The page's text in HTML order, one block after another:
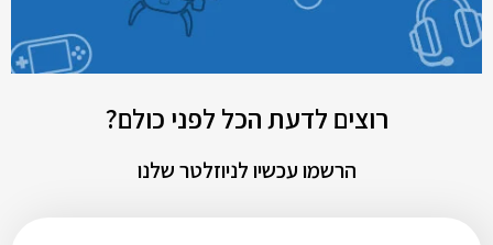
רוצים לדעת הכל לפני כולם?
הרשמו עכשיו לניוזלטר שלנו